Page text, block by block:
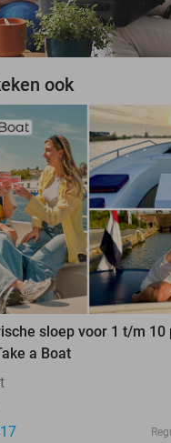
ook
sloep voor 1 t/m 10
a Boat